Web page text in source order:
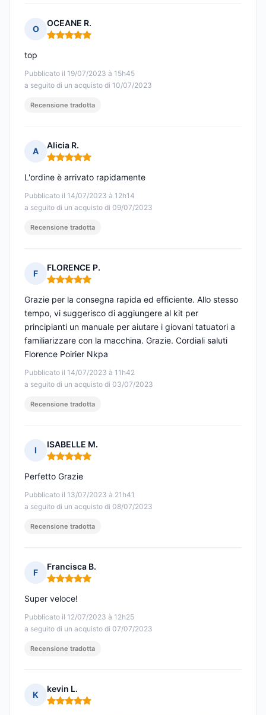
O
OCEANE R.
Nota: 5 su 5
Pubblicato il 19/07/2023 à 15h45
a seguito di un acquisto di 10/07/2023
top
Recensione tradotta
A
Alicia R.
Nota: 5 su 5
Pubblicato il 14/07/2023 à 12h14
a seguito di un acquisto di 09/07/2023
L'ordine è arrivato rapidamente
Recensione tradotta
F
FLORENCE P.
Nota: 5 su 5
Pubblicato il 14/07/2023 à 11h42
a seguito di un acquisto di 03/07/2023
Grazie per la consegna rapida ed efficiente. Allo stesso
tempo, vi suggerisco di aggiungere al kit per
principianti un manuale per aiutare i giovani tatuatori a
familiarizzare con la macchina. Grazie. Cordiali saluti
Florence Poirier Nkpa
Recensione tradotta
I
ISABELLE M.
Nota: 5 su 5
Pubblicato il 13/07/2023 à 21h41
a seguito di un acquisto di 08/07/2023
Perfetto Grazie
Recensione tradotta
F
Francisca B.
Nota: 5 su 5
Pubblicato il 12/07/2023 à 12h25
a seguito di un acquisto di 07/07/2023
Super veloce!
Recensione tradotta
K
kevin L.
Nota: 5 su 5